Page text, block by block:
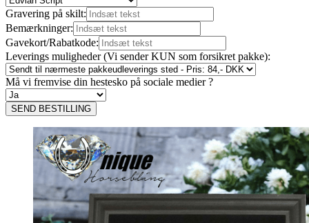
Gravering på skilt:
Bemærkninger:
Gavekort/Rabatkode:
Leverings muligheder (Vi sender KUN som forsikret pakke):
Må vi fremvise din hestesko på sociale medier ?
SEND BESTILLING